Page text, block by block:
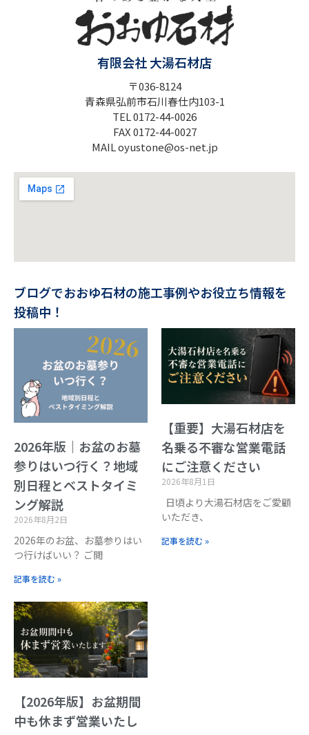
有限会社 大湯石材店
〒036-8124
青森県弘前市石川春仕内103-1
TEL 0172-44-0026
FAX 0172-44-0027
MAIL oyustone@os-net.jp
ブログでおおゆ石材の施工事例やお役立ち情報を
投稿中！
2026年版｜お盆のお墓
参りはいつ行く？地域
別日程とベストタイミ
ング解説
2026年8月2日
2026年のお盆、お墓参りはい
つ行けばいい？ ご閲
記事を読む »
【重要】大湯石材店を
名乗る不審な営業電話
にご注意ください
2026年8月1日
日頃より大湯石材店をご愛顧
いただき、
記事を読む »
【2026年版】お盆期間
中も休まず営業いたし